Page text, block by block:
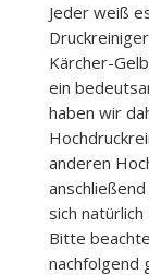
Jeder weiß
Druckreiniger
Kärcher-
ein
haben wir
anderen
sich
Bitte
nachfolgend